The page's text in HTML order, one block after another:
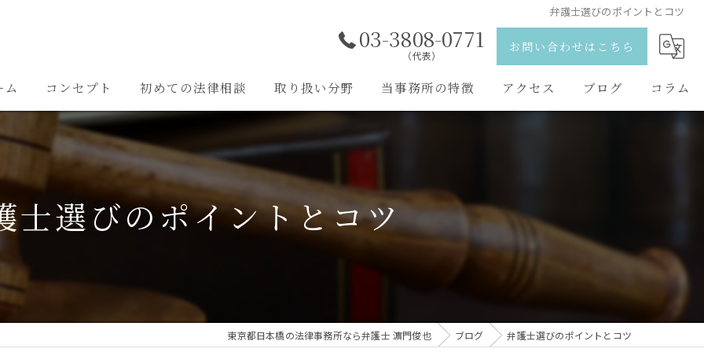
弁護士選びのポイントとコツ
03-3808-0771
（代表）
お問い合わせはこちら
ム コンセプト 初めての法律相談 取り扱い分野
離婚問題
交通事故問題
相続問題
当事務所の特徴
刑事事件
アクセス ブログ コラム
士選びのポイントとコツ
東京都日本橋の法律事務所なら弁護士 濵門俊也 ブログ 弁護士選びのポイントとコツ